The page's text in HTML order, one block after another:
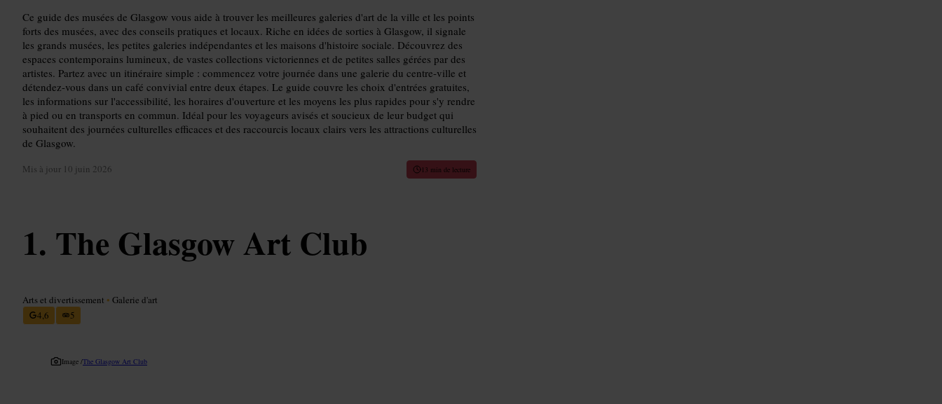
Ce guide des musées de Glasgow vous aide à trouver les meilleures galeries d'art de la ville et les points
forts des musées, avec des conseils pratiques et locaux. Riche en idées de sorties à Glasgow, il signale
les grands musées, les petites galeries indépendantes et les maisons d'histoire sociale. Découvrez des
espaces contemporains lumineux, de vastes collections victoriennes et de petites salles gérées par des
artistes. Partez avec un itinéraire simple : commencez votre journée dans une galerie du centre-ville et
détendez-vous dans un café convivial entre deux étapes. Le guide couvre les choix d'entrées gratuites,
les informations sur l'accessibilité, les horaires d'ouverture et les moyens les plus rapides pour s'y rendre
à pied ou en transports en commun. Idéal pour les voyageurs avisés et soucieux de leur budget qui
souhaitent des journées culturelles efficaces et des raccourcis locaux clairs vers les attractions culturelles
de Glasgow.
Mis à jour 10 juin 2026 13 min de lecture
The Glasgow Art Club
Arts et divertissement • Galerie d'art
4,6
5
Image /The Glasgow Art Club